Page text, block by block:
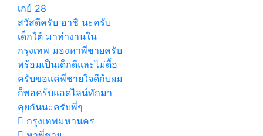
เกย์ 28
สวัสดีครับ อาชิ นะครับ
เด็กใต้ มาทำงานใน
กรุงเทพ มองหาพี่ชายครับ
พร้อมเป็นเด็กดีและไม่ดื้อ
ครับขอแค่พี่ชายใจดีก้บผม
ก็พอคร้บแอดไลน์ทักมา
คุยกันนะครับพี่ๆ
กรุงเทพมหานคร